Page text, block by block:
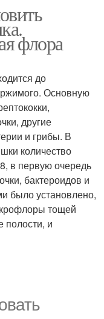
флора
до
Основную
другие
и грибы. В
количество
в первую очередь
бактероидов и
было установлено,
тощей
полости, и